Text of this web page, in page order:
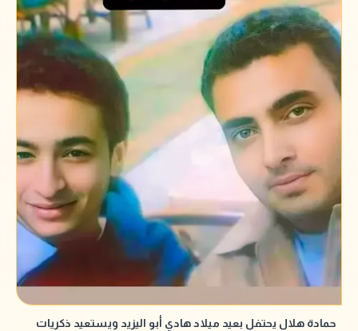
حمادة هلال يحتفل بعيد ميلاد هادي أبو اليزيد ويستعيد ذكريات